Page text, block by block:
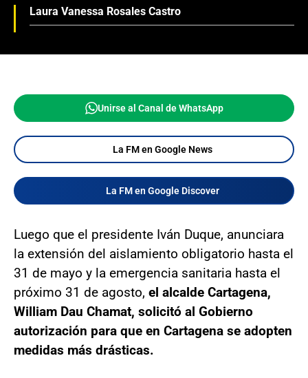
Laura Vanessa Rosales Castro
Unirse al Canal de WhatsApp
La FM en Google News
La FM en Google Discover
Luego que el presidente Iván Duque, anunciara
la extensión del aislamiento obligatorio hasta el
31 de mayo y la emergencia sanitaria hasta el
próximo 31 de agosto, el alcalde Cartagena,
William Dau Chamat, solicitó al Gobierno
autorización para que en Cartagena se adopten
medidas más drásticas.